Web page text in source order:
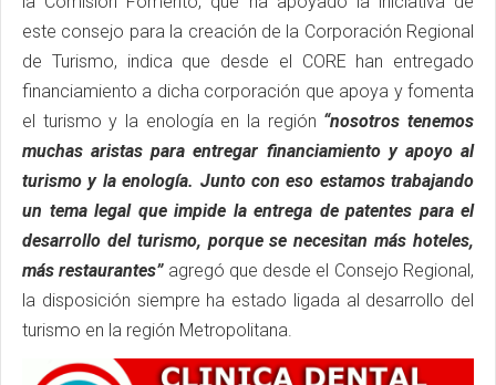
este consejo para la creación de la Corporación Regional
de Turismo, indica que desde el CORE han entregado
financiamiento a dicha corporación que apoya y fomenta
el turismo y la enología en la región “nosotros tenemos
muchas aristas para entregar financiamiento y apoyo al
turismo y la enología. Junto con eso estamos trabajando
un tema legal que impide la entrega de patentes para el
desarrollo del turismo, porque se necesitan más hoteles,
más restaurantes” agregó que desde el Consejo Regional,
la disposición siempre ha estado ligada al desarrollo del
turismo en la región Metropolitana.